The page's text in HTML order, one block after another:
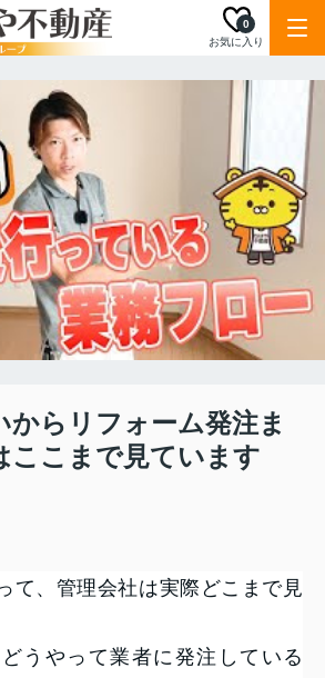
お気に入り
0
からリフォーム発注ま
ここまで見ています
て、管理会社は実際どこまで見
どうやって業者に発注している